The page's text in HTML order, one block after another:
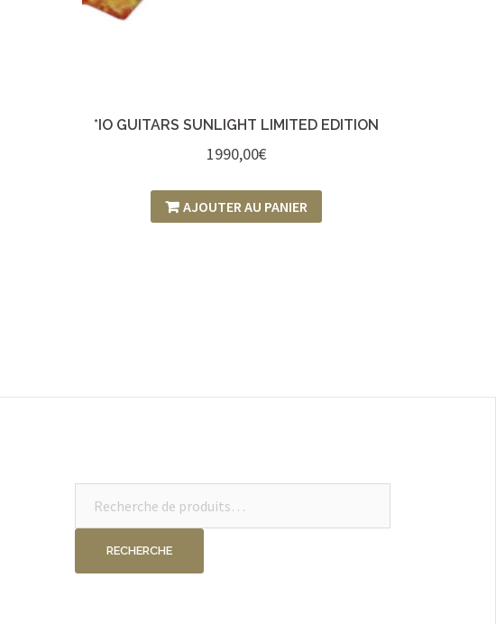
*IO GUITARS SUNLIGHT LIMITED EDITION
1990,00€
AJOUTER AU PANIER
RECHERCHE